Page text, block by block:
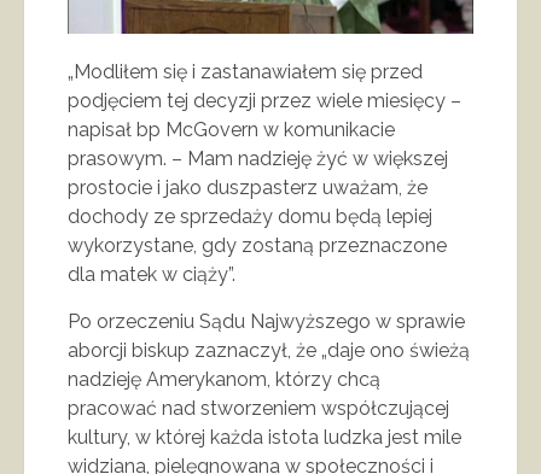
„Modliłem się i zastanawiałem się przed
podjęciem tej decyzji przez wiele miesięcy –
napisał bp McGovern w komunikacie
prasowym. – Mam nadzieję żyć w większej
prostocie i jako duszpasterz uważam, że
dochody ze sprzedaży domu będą lepiej
wykorzystane, gdy zostaną przeznaczone
dla matek w ciąży”.
Po orzeczeniu Sądu Najwyższego w sprawie
aborcji biskup zaznaczył, że „daje ono świeżą
nadzieję Amerykanom, którzy chcą
pracować nad stworzeniem współczującej
kultury, w której każda istota ludzka jest mile
widziana, pielęgnowana w społeczności i